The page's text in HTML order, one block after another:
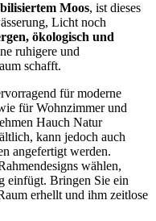
Moos, ist dieses
Licht noch
ökologisch und
ruhigere und
schafft.
für moderne
für Wohnzimmer und
Hauch Natur
kann jedoch auch
angefertigt werden.
wählen,
einfügt. Bringen Sie ein
erhellt und ihm zeitlose